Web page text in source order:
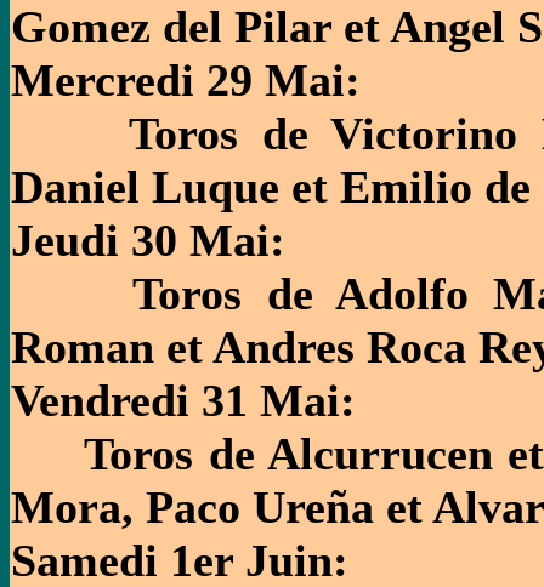
Gomez del Pilar et Angel
Mercredi 29 Mai:
Toros de Victorino
Daniel Luque et Emilio de
Jeudi 30 Mai:
Toros de Adolfo
Roman et Andres Roca
Vendredi 31 Mai:
Toros de Alcurrucen et
Mora, Paco Ureña et
Samedi 1er Juin: